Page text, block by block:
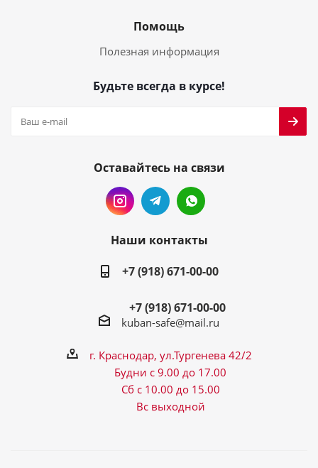
Помощь
Полезная информация
Будьте всегда в курсе!
Оставайтесь на связи
Наши контакты
+7 (918) 671-00-00
+7 (918) 671-00-00
kuban-safe@mail.ru
г. Краснодар, ул.Тургенева 42/2
Будни с 9.00 до 17.00
Сб с 10.00 до 15.00
Вс выходной